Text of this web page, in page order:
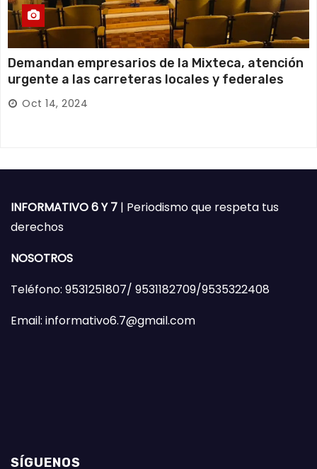
Demandan empresarios de la Mixteca, atención
urgente a las carreteras locales y federales
Oct 14, 2024
INFORMATIVO 6 Y 7 | Periodismo que respeta tus
derechos
NOSOTROS
Teléfono: 9531251807/ 9531182709/9535322408
Email: informativo6.7@gmail.com
SÍGUENOS